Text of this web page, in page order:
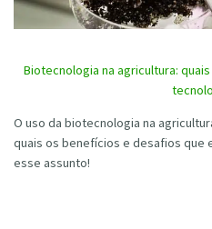
Biotecnologia na agricultura:
O uso da biotecnologia na
quais os benefícios e desafios que
esse assunto!